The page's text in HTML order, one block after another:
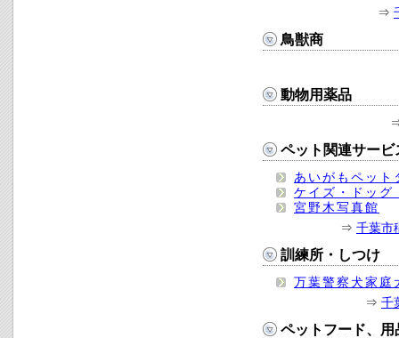
⇒
鳥獣商
動物用薬品
ペット関連サービ
あいがもペット
ケイズ・ドッグ
宮野木写真館
⇒ 千葉市
訓練所・しつけ
万葉警察犬家庭
⇒ 千
ペットフード、用